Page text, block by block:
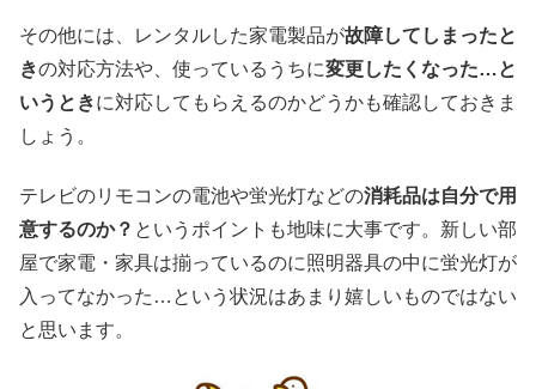
その他には、レンタルした家電製品が故障してしまったと
きの対応方法や、使っているうちに変更したくなった…と
いうときに対応してもらえるのかどうかも確認しておきま
しょう。
テレビのリモコンの電池や蛍光灯などの消耗品は自分で用
意するのか？ というポイントも地味に大事です。新しい部
屋で家電・家具は揃っているのに照明器具の中に蛍光灯が
入ってなかった…という状況はあまり嬉しいものではない
と思います。